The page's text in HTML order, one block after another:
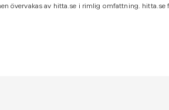
övervakas av hitta.se i rimlig omfattning.